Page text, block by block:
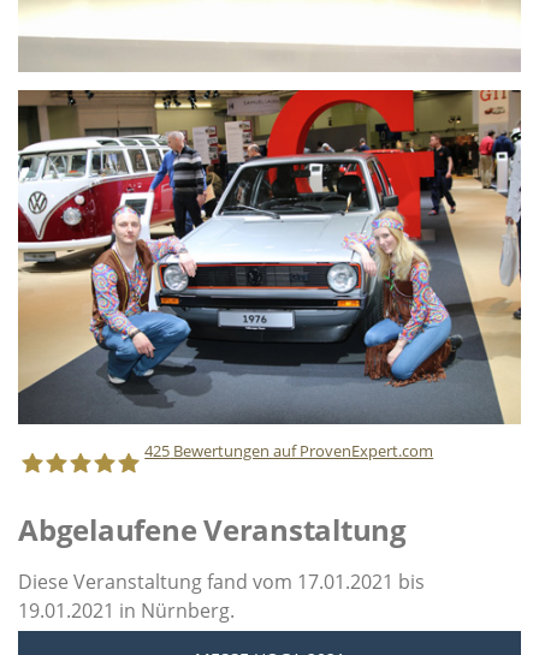
Staff Direct GmbH
425 Bewertungen auf ProvenExpert.com
Abgelaufene Veranstaltung
Diese Veranstaltung fand vom 17.01.2021 bis
19.01.2021 in Nürnberg.